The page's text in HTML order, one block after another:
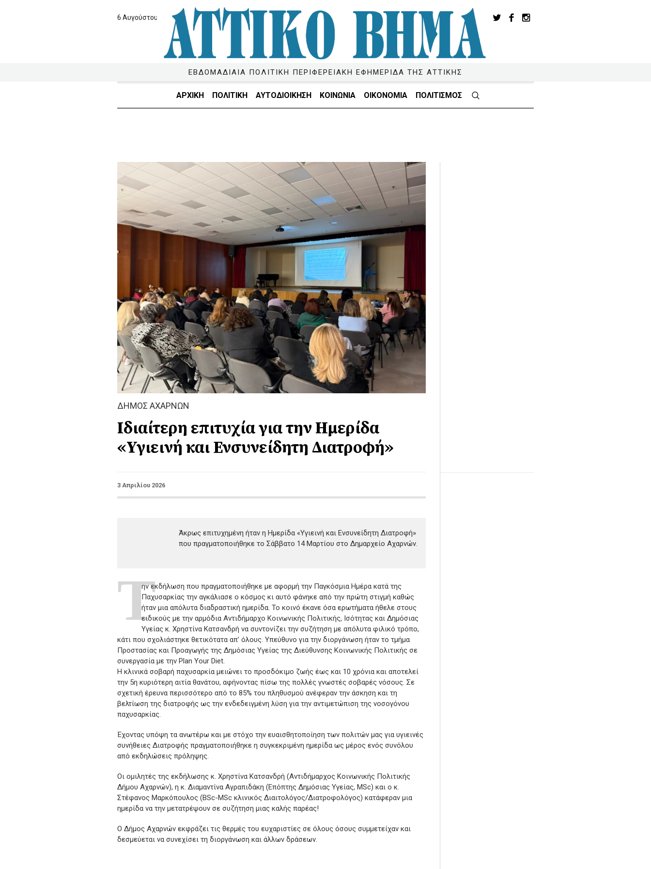
6 Αυγούστου 2026
ΕΒΔΟΜΑΔΙΑΙΑ ΠΟΛΙΤΙΚΗ ΠΕΡΙΦΕΡΕΙΑΚΗ ΕΦΗΜΕΡΙΔΑ ΤΗΣ ΑΤΤΙΚΗΣ
ΑΡΧΙΚΗ ΠΟΛΙΤΙΚΗ ΑΥΤΟΔΙΟΙΚΗΣΗ ΚΟΙΝΩΝΙΑ ΟΙΚΟΝΟΜΙΑ ΠΟΛΙΤΙΣΜΟΣ
ΔΗΜΟΣ ΑΧΑΡΝΩΝ
Ιδιαίτερη επιτυχία για την Ημερίδα
«Υγιεινή και Ενσυνείδητη Διατροφή»
3 Απριλίου 2026
Άκρως επιτυχημένη ήταν η Ημερίδα «Υγιεινή και Ενσυνείδητη Διατροφή»
που πραγματοποιήθηκε το Σάββατο 14 Μαρτίου στο Δημαρχείο Αχαρνών.
Την εκδήλωση που πραγματοποιήθηκε με αφορμή την Παγκόσμια Ημέρα κατά της
Παχυσαρκίας την αγκάλιασε ο κόσμος κι αυτό φάνηκε από την πρώτη στιγμή καθώς
ήταν μια απόλυτα διαδραστική ημερίδα. Το κοινό έκανε όσα ερωτήματα ήθελε στους
ειδικούς με την αρμόδια Αντιδήμαρχο Κοινωνικής Πολιτικής, Ισότητας και Δημόσιας
Υγείας κ. Χρηστίνα Κατσανδρή να συντονίζει την συζήτηση με απόλυτα φιλικό τρόπο,
κάτι που σχολιάστηκε θετικότατα απ’ όλους. Υπεύθυνο για την διοργάνωση ήταν το τμήμα
Προστασίας και Προαγωγής της Δημόσιας Υγείας της Διεύθυνσης Κοινωνικής Πολιτικής σε
συνεργασία με την Plan Your Diet.
Η κλινικά σοβαρή παχυσαρκία μειώνει το προσδόκιμο ζωής έως και 10 χρόνια και αποτελεί
την 5η κυριότερη αιτία θανάτου, αφήνοντας πίσω της πολλές γνωστές σοβαρές νόσους. Σε
σχετική έρευνα περισσότερο από το 85% του πληθυσμού ανέφεραν την άσκηση και τη
βελτίωση της διατροφής ως την ενδεδειγμένη λύση για την αντιμετώπιση της νοσογόνου
παχυσαρκίας.
Έχοντας υπόψη τα ανωτέρω και με στόχο την ευαισθητοποίηση των πολιτών μας για υγιεινές
συνήθειες Διατροφής πραγματοποιήθηκε η συγκεκριμένη ημερίδα ως μέρος ενός συνόλου
από εκδηλώσεις πρόληψης.
Οι ομιλητές της εκδήλωσης κ. Χρηστίνα Κατσανδρή (Αντιδήμαρχος Κοινωνικής Πολιτικής
Δήμου Αχαρνών), η κ. Διαμαντίνα Αγραπιδάκη (Επόπτης Δημόσιας Υγείας, MSc) και ο κ.
Στέφανος Μαρκόπουλος (BSc-MSc κλινικός Διαιτολόγος/Διατροφολόγος) κατάφεραν μια
ημερίδα να την μετατρέψουν σε συζήτηση μιας καλής παρέας!
Ο Δήμος Αχαρνών εκφράζει τις θερμές του ευχαριστίες σε όλους όσους συμμετείχαν και
δεσμεύεται να συνεχίσει τη διοργάνωση και άλλων δράσεων.